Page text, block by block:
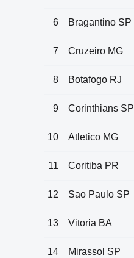
6 Bragantino SP
7 Cruzeiro MG
8 Botafogo RJ
9 Corinthians SP
10 Atletico MG
11 Coritiba PR
12 Sao Paulo SP
13 Vitoria BA
14 Mirassol SP